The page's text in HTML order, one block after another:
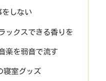
しない
ックスできる香りを
楽を弱音で流す
寝室グッズ